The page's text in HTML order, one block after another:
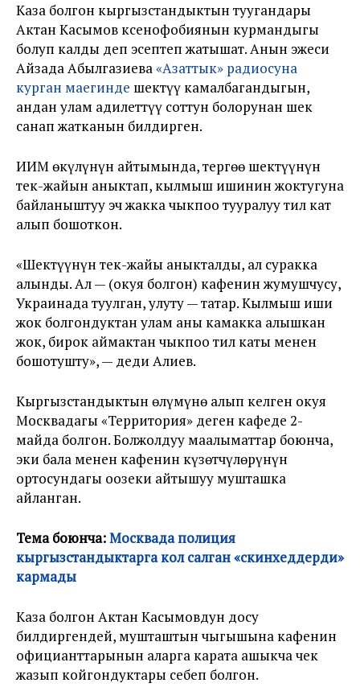
Каза болгон кыргызстандыктын туугандары
Актан Касымов ксенофобиянын курмандыгы
болуп калды деп эсептеп жатышат. Анын эжеси
Айзада Абылгазиева«Азаттык» радиосуна
курган маегинде шектүү камалбагандыгын,
андан улам адилеттүү соттун болорунан шек
санап жатканын билдирген.
ИИМ өкүлүнүн айтымында, тергөө шектүүнүн
тек-жайын аныктап, кылмыш ишинин жоктугуна
байланыштуу эч жакка чыкпоо тууралуу тил кат
алып бошоткон.
«Шектүүнүн тек-жайы аныкталды, ал суракка
алынды. Ал — (окуя болгон) кафенин жумушчусу,
Украинада туулган, улуту — татар. Кылмыш иши
жок болгондуктан улам аны камакка алышкан
жок, бирок аймактан чыкпоо тил каты менен
бошотушту», — деди Алиев.
Кыргызстандыктын өлүмүнө алып келген окуя
Москвадагы «Территория» деген кафеде 2-
майда болгон. Болжолдуу маалыматтар боюнча,
эки бала менен кафенин күзөтчүлөрүнүн
ортосундагы оозеки айтышуу мушташка
айланган.
Тема боюнча:Москвада полиция
кыргызстандыктарга кол салган «скинхеддерди»
кармады
Каза болгон Актан Касымовдун досу
билдиргендей, мушташтын чыгышына кафенин
официанттарынын аларга карата ашыкча чек
жазып койгондуктары себеп болгон.